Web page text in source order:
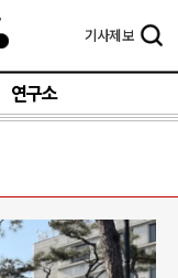
기사제보
연구소